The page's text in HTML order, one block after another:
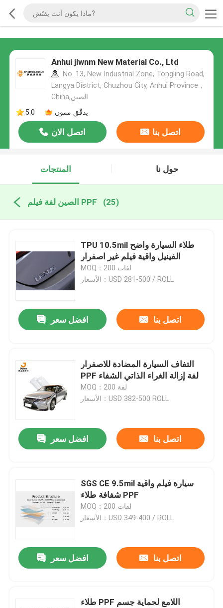
Anhui jlwnm New Material Co., Ltd
No. 13, New Industrial Zone, Tongling Road,
Langya District, Chuzhou City, Anhui Province，
China,الصين
5.0
يدقّق ممون
اتصل الان اتصل بنا
المنتجات حول نا
الصين لفة فيلم PPF (25)
TPU 10.5mil طلاء السيارة واضح
الفينيل واقية فيلم غير اصفرار
MOQ：200 لفات
الأسعار：USD 281-500 / ROLL
افضل سعر اتصل بنا
التفاف السيارة المضادة للاصفرار
PPF لفة إزالة الغراء الذاتي الشفاء
MOQ：200 لفة
الأسعار：USD 382-500 ROLL
افضل سعر اتصل بنا
SGS CE 9.5mil سيارة فيلم واقية
شفافة طلاء PPF
MOQ：200 لفات
الأسعار：USD 349-400 / ROLL
افضل سعر اتصل بنا
طلاء PPF اللامع لحماية جسم